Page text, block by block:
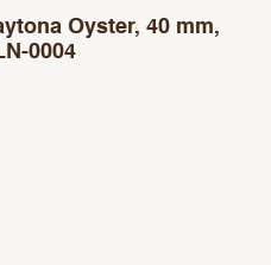
Oyster, 40 mm,
0004